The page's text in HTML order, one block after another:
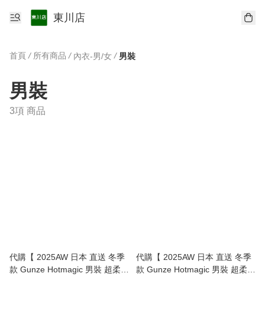
東川店
首頁 / 所有商品 / 內衣-男/女 / 男裝
男裝
3項 商品
代購【 2025AW 日本 直送 冬季
款 Gunze Hotmagic 男裝 超柔
代購【 2025AW 日本 直送 冬季
款 Gunze Hotmagic 男裝 超柔